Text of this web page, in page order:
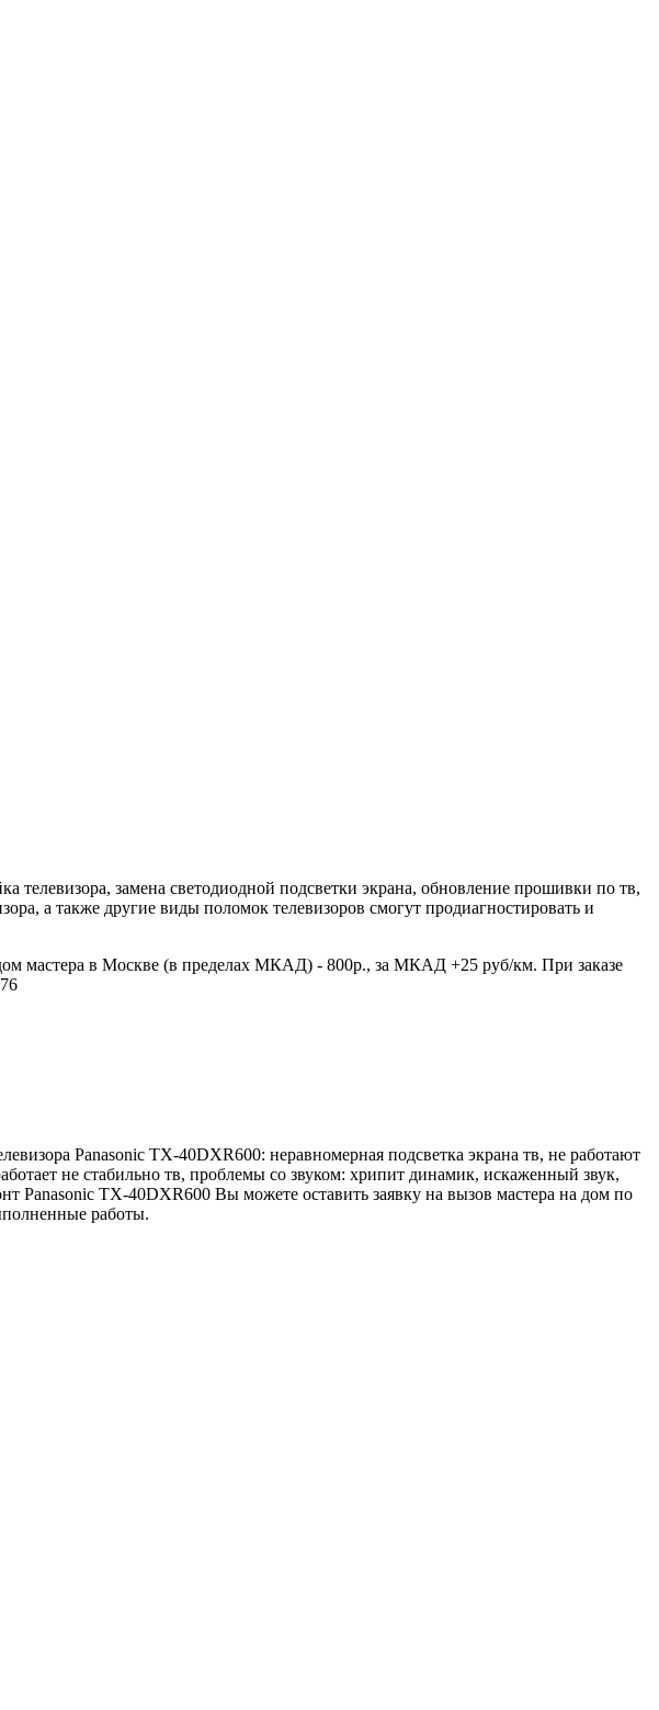
телевизора, замена светодиодной подсветки экрана, обновление прошивки по тв,
а также другие виды поломок телевизоров смогут продиагностировать и
мастера в Москве (в пределах МКАД) - 800р., за МКАД +25 руб/км. При заказе
Panasonic TX-40DXR600: неравномерная подсветка экрана тв, не работают
не стабильно тв, проблемы со звуком: хрипит динамик, искаженный звук,
Panasonic TX-40DXR600 Вы можете оставить заявку на вызов мастера на дом по
работы.